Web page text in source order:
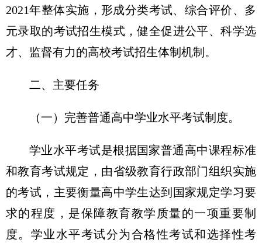
2021年整体实施，形成分类考试、综合评价、多
元录取的考试招生模式，健全促进公平、科学选
才、监督有力的高校考试招生体制机制。
二、主要任务
（一）完善普通高中学业水平考试制度。
学业水平考试是根据国家普通高中课程标准
和教育考试规定，由省级教育行政部门组织实施
的考试，主要衡量高中学生达到国家规定学习要
求的程度，是保障教育教学质量的一项重要制
度。学业水平考试分为合格性考试和选择性考